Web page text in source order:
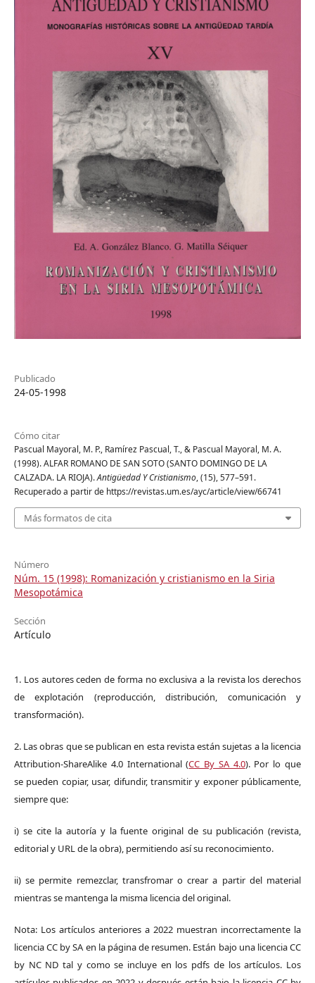
Publicado
24-05-1998
Cómo citar
Pascual Mayoral, M. P., Ramírez Pascual, T., & Pascual Mayoral, M. A.
(1998). ALFAR ROMANO DE SAN SOTO (SANTO DOMINGO DE LA
CALZADA. LA RIOJA).Antigüedad Y Cristianismo, (15), 577–591.
Recuperado a partir de https://revistas.um.es/ayc/article/view/66741
Más formatos de cita
Número
Núm. 15 (1998): Romanización y cristianismo en la Siria
Mesopotámica
Sección
Artículo
1. Los autores ceden de forma no exclusiva a la revista los derechos
de explotación (reproducción, distribución, comunicación y
transformación).
2. Las obras que se publican en esta revista están sujetas a la licencia
Attribution-ShareAlike 4.0 International (CC By SA 4.0). Por lo que
se pueden copiar, usar, difundir, transmitir y exponer públicamente,
siempre que:
i) se cite la autoría y la fuente original de su publicación (revista,
editorial y URL de la obra), permitiendo así su reconocimiento.
ii) se permite remezclar, transfromar o crear a partir del material
mientras se mantenga la misma licencia del original.
Nota: Los artículos anteriores a 2022 muestran incorrectamente la
licencia CC by SA en la página de resumen. Están bajo una licencia CC
by NC ND tal y como se incluye en los pdfs de los artículos. Los